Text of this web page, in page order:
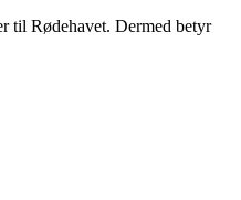
til Rødehavet. Dermed betyr